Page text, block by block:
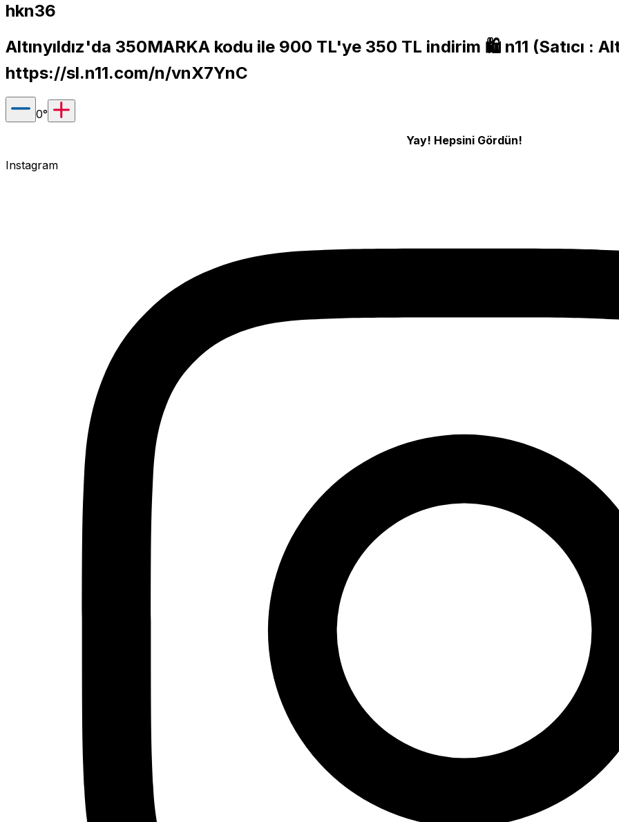
hkn36
Altınyıldız'da 350MARKA kodu ile 900 TL'ye 350 TL indirim 🛍️ n11 (Satıcı :
https://sl.n11.com/n/vnX7YnC
0°
Yay! Hepsini Gördün!
Instagram